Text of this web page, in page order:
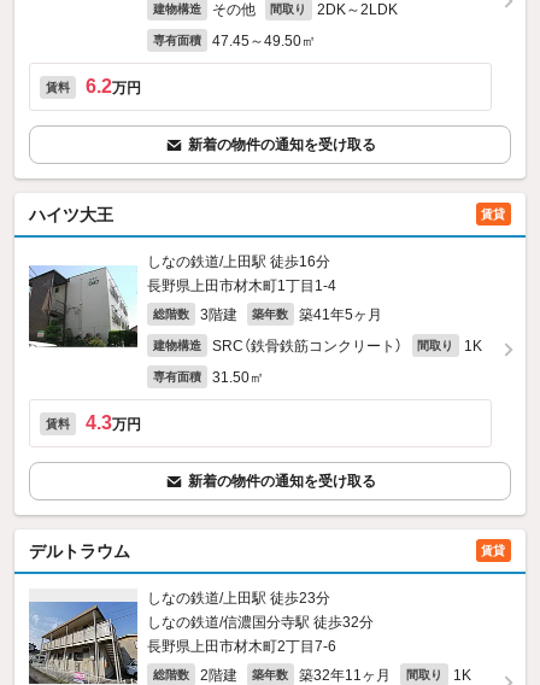
建物構造 その他 間取り 2DK～2LDK
専有面積 47.45～49.50㎡
賃料 6.2万円
新着の物件の通知を受け取る
ハイツ大王 賃貸
しなの鉄道/上田駅 徒歩16分
長野県上田市材木町1丁目1-4
総階数 3階建 築年数 築41年5ヶ月
建物構造 SRC（鉄骨鉄筋コンクリート） 間取り 1K
専有面積 31.50㎡
賃料 4.3万円
新着の物件の通知を受け取る
デルトラウム 賃貸
しなの鉄道/上田駅 徒歩23分
しなの鉄道/信濃国分寺駅 徒歩32分
長野県上田市材木町2丁目7-6
総階数 2階建 築年数 築32年11ヶ月 間取り 1K